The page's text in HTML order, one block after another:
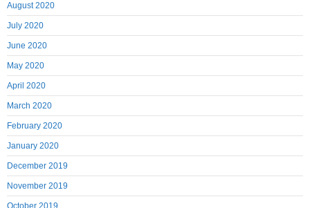
August 2020
July 2020
June 2020
May 2020
April 2020
March 2020
February 2020
January 2020
December 2019
November 2019
October 2019